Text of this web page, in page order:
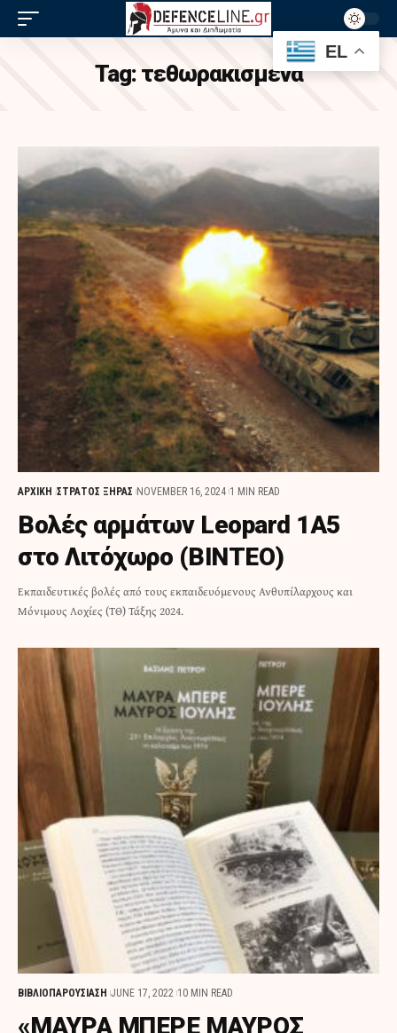
Tag: τεθωρακισμένα
ΑΡΧΙΚΗ ΣΤΡΑΤΟΣ ΞΗΡΑΣ NOVEMBER 16, 2024 1 MIN READ
Βολές αρμάτων Leopard 1A5
στο Λιτόχωρο (ΒΙΝΤΕΟ)
Εκπαιδευτικές βολές από τους εκπαιδευόμενους Ανθυπίλαρχους και
Μόνιμους Λοχίες (ΤΘ) Τάξης 2024.
ΒΙΒΛΙΟΠΑΡΟΥΣΙΑΣΗ JUNE 17, 2022 10 MIN READ
«ΜΑΥΡΑ ΜΠΕΡΕ ΜΑΥΡΟΣ
EL